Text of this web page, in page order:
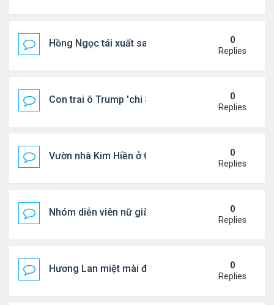
Hồng Ngọc tái xuất sau nhiều năm ở ẩn
0
Replies
Con trai ô Trump 'chi 8.5 triệu để xóa ràng buộc
0
Replies
Vườn nhà Kim Hiền ở California
0
Replies
Nhóm diễn viên nữ giàu nhất thế giới
0
Replies
Hương Lan miệt mài đi hát ở tuổi 70
0
Replies